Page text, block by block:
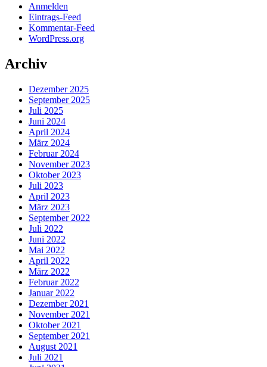
Anmelden
Eintrags-Feed
Kommentar-Feed
WordPress.org
Archiv
Dezember 2025
September 2025
Juli 2025
Juni 2024
April 2024
März 2024
Februar 2024
November 2023
Oktober 2023
Juli 2023
April 2023
März 2023
September 2022
Juli 2022
Juni 2022
Mai 2022
April 2022
März 2022
Februar 2022
Januar 2022
Dezember 2021
November 2021
Oktober 2021
September 2021
August 2021
Juli 2021